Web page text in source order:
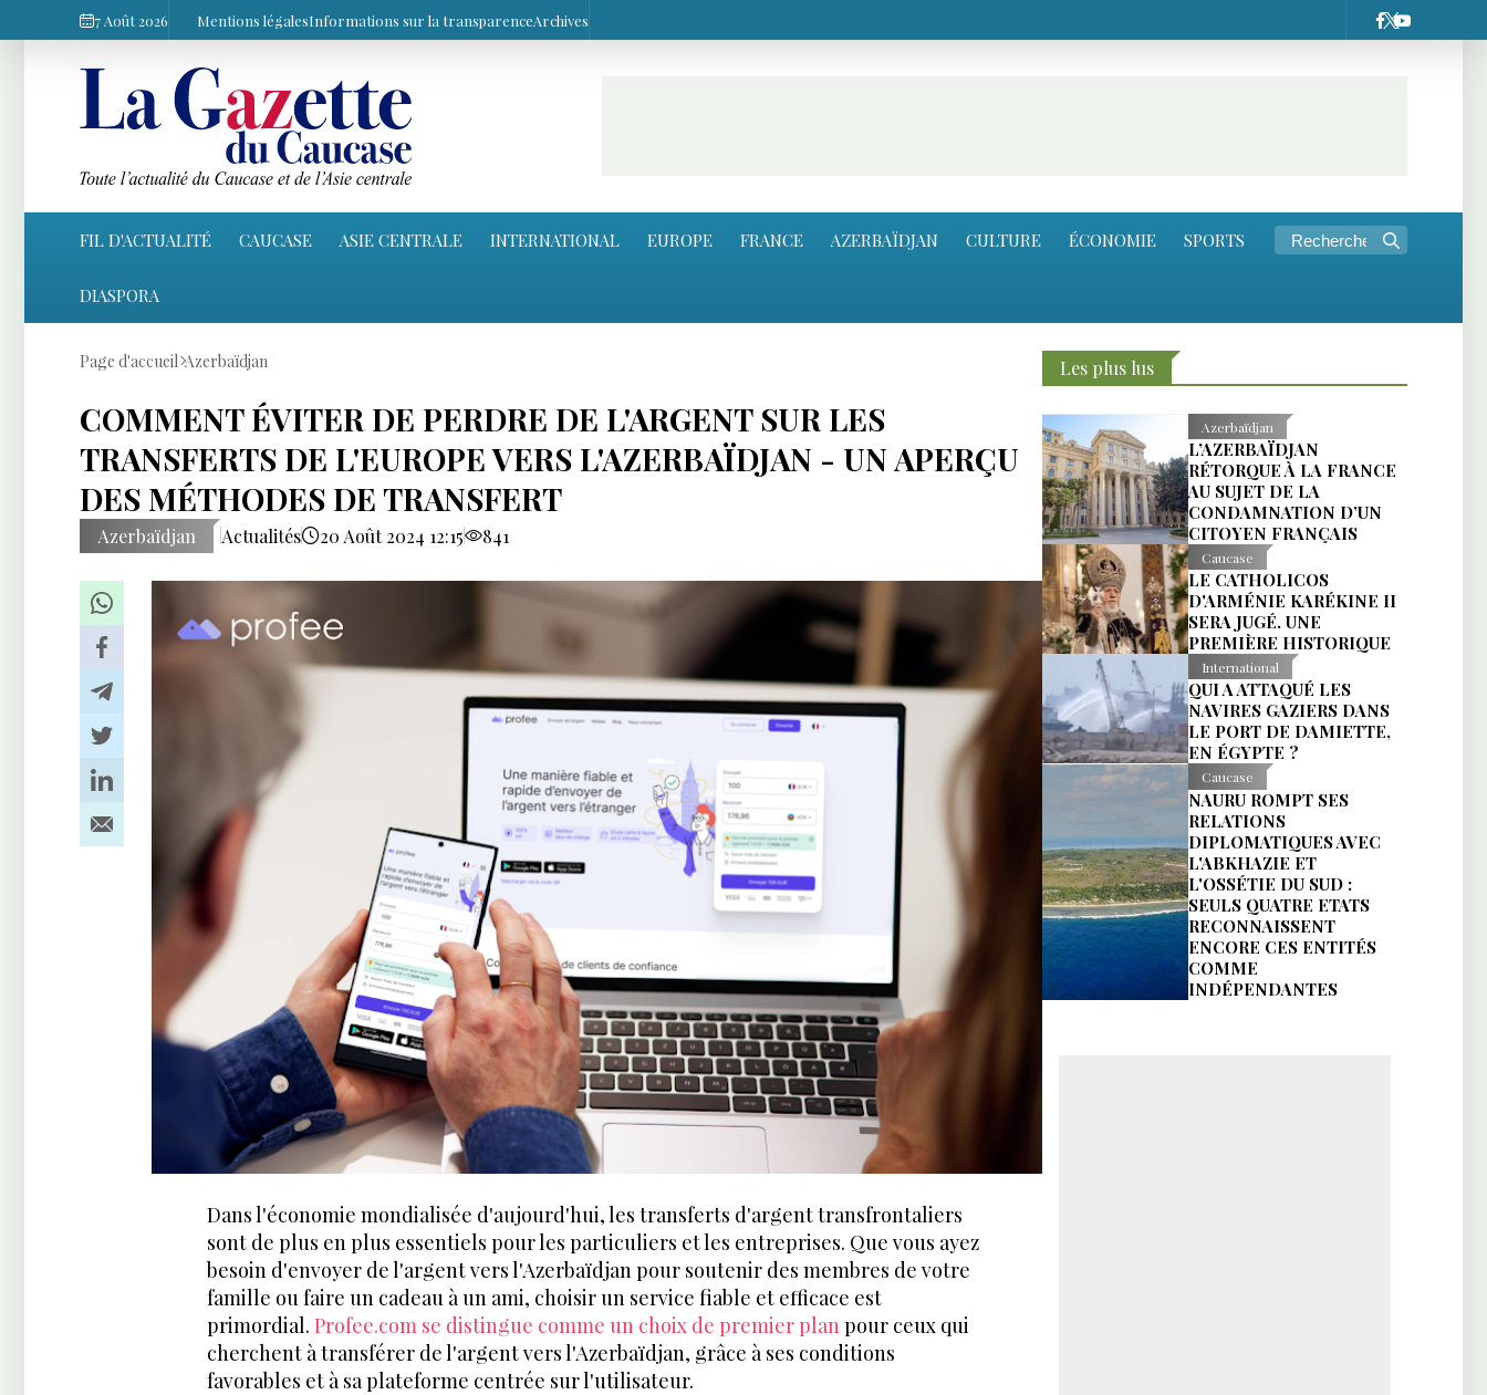
7 Août 2026 Mentions légalesInformations sur la transparenceArchives
FIL D'ACTUALITÉ CAUCASE ASIE CENTRALE INTERNATIONAL EUROPE FRANCE AZERBAÏDJAN CULTURE ÉCONOMIE SPORTS
DIASPORA
Page d'accueil Azerbaïdjan
COMMENT ÉVITER DE PERDRE DE L'ARGENT SUR LES
TRANSFERTS DE L'EUROPE VERS L'AZERBAÏDJAN - UN APERÇU
DES MÉTHODES DE TRANSFERT
Azerbaïdjan Actualités 20 Août 2024 12:15 841
Dans l'économie mondialisée d'aujourd'hui, les transferts d'argent transfrontaliers
sont de plus en plus essentiels pour les particuliers et les entreprises. Que vous ayez
besoin d'envoyer de l'argent vers l'Azerbaïdjan pour soutenir des membres de votre
famille ou faire un cadeau à un ami, choisir un service fiable et efficace est
primordial. Profee.com se distingue comme un choix de premier planpour ceux qui
cherchent à transférer de l'argent vers l'Azerbaïdjan, grâce à ses conditions
favorables et à sa plateforme centrée sur l'utilisateur.
Les plus lus
Azerbaïdjan
L’AZERBAÏDJAN
RÉTORQUE À LA FRANCE
AU SUJET DE LA
CONDAMNATION D’UN
CITOYEN FRANÇAIS
Caucase
LE CATHOLICOS
D'ARMÉNIE KARÉKINE II
SERA JUGÉ. UNE
PREMIÈRE HISTORIQUE
International
QUI A ATTAQUÉ LES
NAVIRES GAZIERS DANS
LE PORT DE DAMIETTE,
EN ÉGYPTE ?
Caucase
NAURU ROMPT SES
RELATIONS
DIPLOMATIQUES AVEC
L'ABKHAZIE ET
L'OSSÉTIE DU SUD :
SEULS QUATRE ETATS
RECONNAISSENT
ENCORE CES ENTITÉS
COMME
INDÉPENDANTES